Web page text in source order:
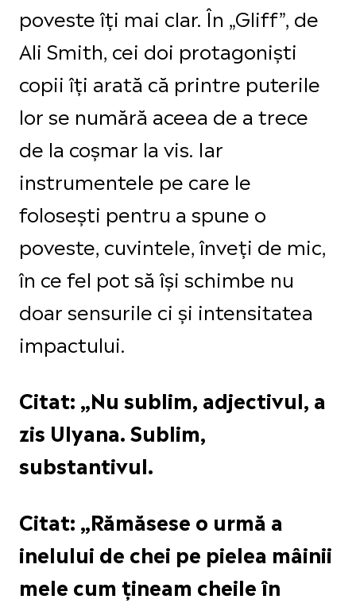
poveste îți mai clar. În „Gliff”, de
Ali Smith, cei doi protagoniști
copii îți arată că printre puterile
lor se numără aceea de a trece
de la coșmar la vis. Iar
instrumentele pe care le
folosești pentru a spune o
poveste, cuvintele, înveți de mic,
în ce fel pot să își schimbe nu
doar sensurile ci și intensitatea
impactului.
Citat: „Nu sublim, adjectivul, a
zis Ulyana. Sublim,
substantivul.
Citat: „Rămăsese o urmă a
inelului de chei pe pielea mâinii
mele cum țineam cheile în